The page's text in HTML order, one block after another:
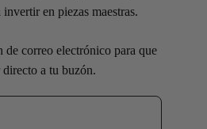
en piezas maestras.
de correo electrónico para que
a tu buzón.